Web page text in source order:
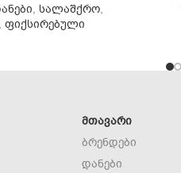
, სალაშქრო,
ფიქსირებული
ᲛᲗᲐᲕᲐᲠᲘ
ბრენდები
დანები